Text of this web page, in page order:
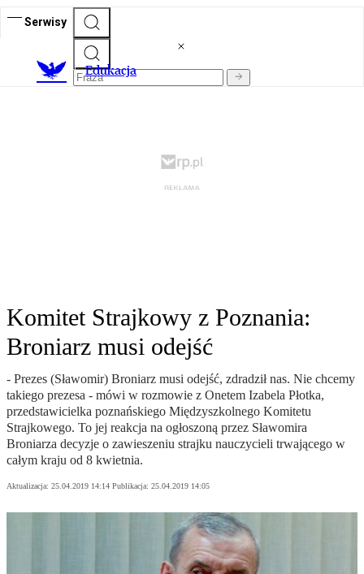
Serwisy
Edukacja
Komitet Strajkowy z Poznania:
Broniarz musi odejść
- Prezes (Sławomir) Broniarz musi odejść, zdradził nas. Nie chcemy
takiego prezesa - mówi w rozmowie z Onetem Izabela Płotka,
przedstawicielka poznańskiego Międzyszkolnego Komitetu
Strajkowego. To jej reakcja na ogłoszoną przez Sławomira
Broniarza decyzje o zawieszeniu strajku nauczycieli trwającego w
całym kraju od 8 kwietnia.
Aktualizacja: 25.04.2019 14:14 Publikacja: 25.04.2019 14:05